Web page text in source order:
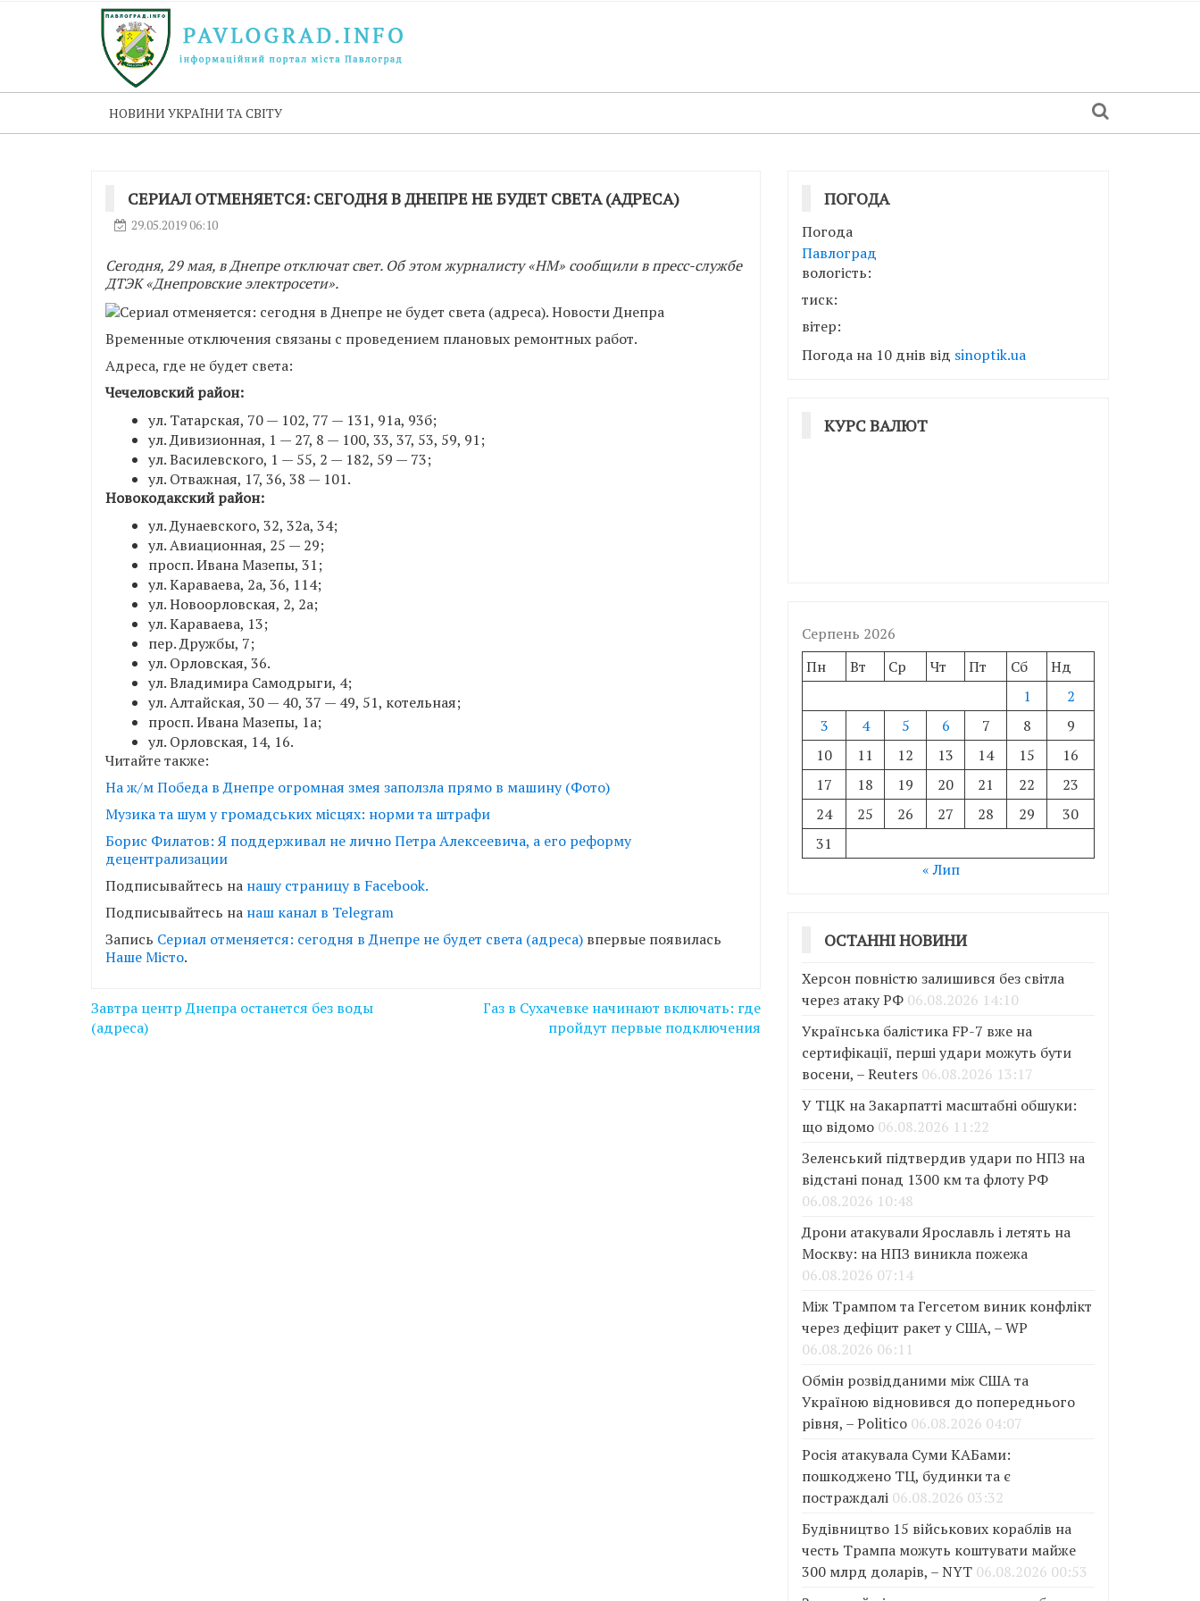
НОВИНИ УКРАЇНИ ТА СВІТУ
СЕРИАЛ ОТМЕНЯЕТСЯ: СЕГОДНЯ В ДНЕПРЕ НЕ БУДЕТ СВЕТА (АДРЕСА)
29.05.2019 06:10
Сегодня, 29 мая, в Днепре отключат свет. Об этом журналисту «НМ» сообщили в пресс-службе
ДТЭК «Днепровские электросети».
Временные отключения связаны с проведением плановых ремонтных работ.
Адреса, где не будет света:
Чечеловский район:
ул. Татарская, 70 — 102, 77 — 131, 91а, 93б;
ул. Дивизионная, 1 — 27, 8 — 100, 33, 37, 53, 59, 91;
ул. Василевского, 1 — 55, 2 — 182, 59 — 73;
ул. Отважная, 17, 36, 38 — 101.
Новокодакский район:
ул. Дунаевского, 32, 32а, 34;
ул. Авиационная, 25 — 29;
просп. Ивана Мазепы, 31;
ул. Караваева, 2а, 36, 114;
ул. Новоорловская, 2, 2а;
ул. Караваева, 13;
пер. Дружбы, 7;
ул. Орловская, 36.
ул. Владимира Самодрыги, 4;
ул. Алтайская, 30 — 40, 37 — 49, 51, котельная;
просп. Ивана Мазепы, 1а;
ул. Орловская, 14, 16.
Читайте также:
На ж/м Победа в Днепре огромная змея заползла прямо в машину (Фото)
Музика та шум у громадських місцях: норми та штрафи
Борис Филатов: Я поддерживал не лично Петра Алексеевича, а его реформу
децентрализации
Подписывайтесь на нашу страницу в Facebook.
Подписывайтесь на наш канал в Telegram
Запись Сериал отменяется: сегодня в Днепре не будет света (адреса) впервые появилась
Наше Місто.
Навігація
записів
Завтра центр Днепра останется без воды
(адреса)
Газ в Сухачевке начинают включать: где
пройдут первые подключения
ПОГОДА
Погода
Павлоград
вологість:
тиск:
вітер:
Погода на 10 днів від sinoptik.ua
КУРС ВАЛЮТ
Серпень 2026
Пн
Вт Ср Чт Пт Сб
Нд
1
2
3
4 5 6 7 8
9
10
11 12 13 14 15
16
17
18 19 20 21 22
23
24
25 26 27 28 29
30
31
« Лип
ОСТАННІ НОВИНИ
Херсон повністю залишився без світла
через атаку РФ 06.08.2026 14:10
Українська балістика FP-7 вже на
сертифікації, перші удари можуть бути
восени, – Reuters 06.08.2026 13:17
У ТЦК на Закарпатті масштабні обшуки:
що відомо 06.08.2026 11:22
Зеленський підтвердив удари по НПЗ на
відстані понад 1300 км та флоту РФ
06.08.2026 10:48
Дрони атакували Ярославль і летять на
Москву: на НПЗ виникла пожежа
06.08.2026 07:14
Між Трампом та Гегсетом виник конфлікт
через дефіцит ракет у США, – WP
06.08.2026 06:11
Обмін розвідданими між США та
Україною відновився до попереднього
рівня, – Politico 06.08.2026 04:07
Росія атакувала Суми КАБами:
пошкоджено ТЦ, будинки та є
постраждалі 06.08.2026 03:32
Будівництво 15 військових кораблів на
честь Трампа можуть коштувати майже
300 млрд доларів, – NYT 06.08.2026 00:53